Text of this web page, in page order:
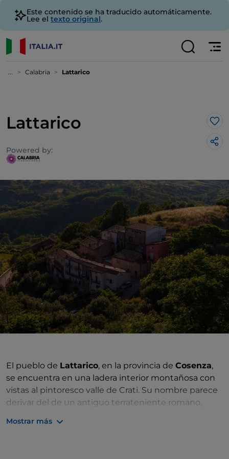
Este contenido se ha traducido automáticamente.
Lee el texto original.
... Calabria Lattarico
Lattarico Me
Powered by:
El pueblo de Lattarico, en la provincia de Cosenza,
se encuentra en una ladera interior montañosa con
vistas al pintoresco valle de Crati. Su nombre parece
derivar del de un antiguo terrateniente romano,
Mostrar más